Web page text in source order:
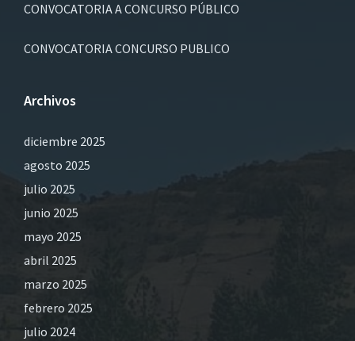
CONVOCATORIA A CONCURSO PÚBLICO
CONVOCATORIA CONCURSO PUBLICO
Archivos
diciembre 2025
agosto 2025
julio 2025
junio 2025
mayo 2025
abril 2025
marzo 2025
febrero 2025
julio 2024